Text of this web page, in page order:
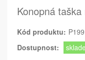
Konopná
Kód produktu:
Dostupnost: